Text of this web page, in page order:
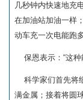
几秒钟内快速地充
在加油站加油一样
动车充一次电能跑
保恩表示：“这种
科学家们首先将
满金属；接着将圆